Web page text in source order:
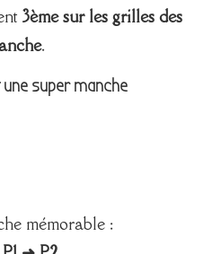
3ème sur les grilles des
.
super manche
mémorable :